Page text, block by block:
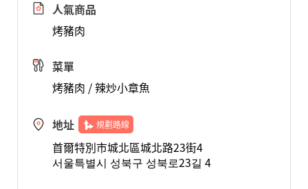
人氣商品
烤豬肉
菜單
烤豬肉 / 辣炒小章魚
地址 規劃路線
首爾特別市城北區城北路23街4
서울특별시 성북구 성북로23길 4